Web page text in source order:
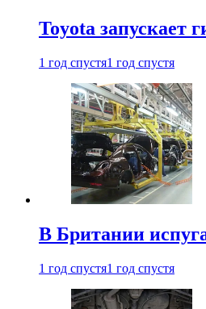
Toyota запускает
1 год спустя1 год спустя
В Британии
1 год спустя1 год спустя